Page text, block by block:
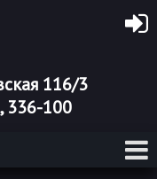
116/3
336-100